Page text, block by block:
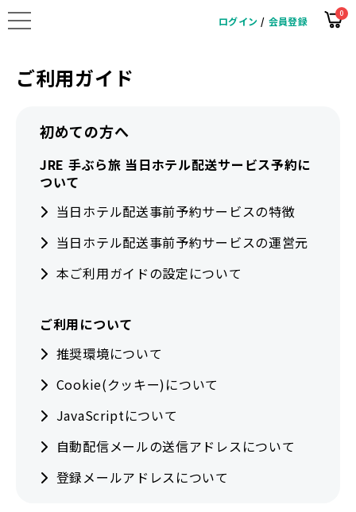
ログイン / 会員登録
0
ご利用ガイド
初めての方へ
JRE 手ぶら旅 当日ホテル配送サービス予約に
ついて
当日ホテル配送事前予約サービスの特徴
当日ホテル配送事前予約サービスの運営元
本ご利用ガイドの設定について
ご利用について
推奨環境について
Cookie(クッキー)について
JavaScriptについて
自動配信メールの送信アドレスについて
登録メールアドレスについて